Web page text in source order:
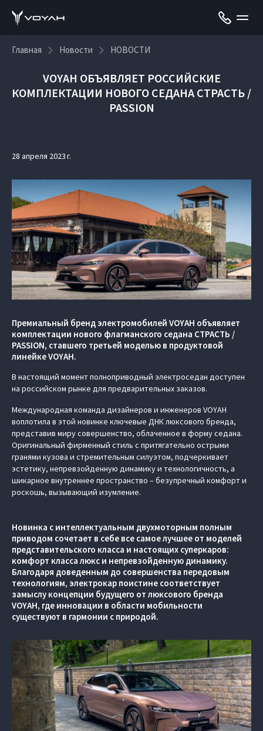
Главная Новости НОВОСТИ
VOYAH ОБЪЯВЛЯЕТ РОССИЙСКИЕ
КОМПЛЕКТАЦИИ НОВОГО СЕДАНА СТРАСТЬ /
PASSION
28 апреля 2023 г.
Премиальный бренд электромобилей VOYAH объявляет
комплектации нового флагманского седана СТРАСТЬ /
PASSION, ставшего третьей моделью в продуктовой
линейке VOYAH.
В настоящий момент полноприводный электроседан доступен
на российском рынке для предварительных заказов.
Международная команда дизайнеров и инженеров VOYAH
воплотила в этой новинке ключевые ДНК люксового бренда,
представив миру совершенство, облаченное в форму седана.
Оригинальный фирменный стиль с притягательно острыми
гранями кузова и стремительным силуэтом, подчеркивает
эстетику, непревзойденную динамику и технологичность, а
шикарное внутреннее пространство – безупречный комфорт и
роскошь, вызывающий изумление.
Новинка с интеллектуальным двухмоторным полным
приводом сочетает в себе все самое лучшее от моделей
представительского класса и настоящих суперкаров:
комфорт класса люкс и непревзойденную динамику.
Благодаря доведенным до совершенства передовым
технологиям, электрокар поистине соответствует
замыслу концепции будущего от люксового бренда
VOYAH, где инновации в области мобильности
существуют в гармонии с природой.